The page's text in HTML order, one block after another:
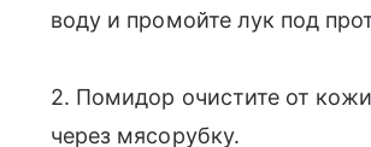
воду и промойте лук под
2. Помидор очистите от
через мясорубку.